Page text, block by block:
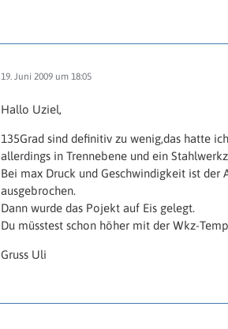
19. Juni 2009 um 18:05
Hallo Uziel,
135Grad sind definitiv zu wenig,das hatte
allerdings in Trennebene und ein
Bei max Druck und Geschwindigkeit ist der
ausgebrochen.
Dann wurde das Pojekt auf Eis gelegt.
Du müsstest schon höher mit der Wkz-
Gruss Uli